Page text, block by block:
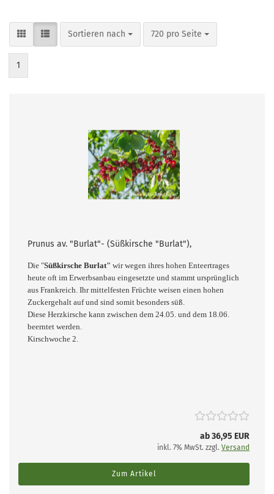
Sortieren nach
Sortieren nach 720 pro Seite
pro Seite
1
Prunus av. "Burlat"- (Süßkirsche "Burlat"),
Die "Süßkirsche Burlat" wir wegen ihres hohen Enteertrages
heute oft im Erwerbsanbau eingesetzte und stammt ursprünglich
aus Frankreich. Ihr mittelfesten Früchte weisen einen hohen
Zuckergehalt auf und sind somit besonders süß.
Diese Herzkirsche kann zwischen dem 24.05. und dem 18.06.
beerntet werden.
Kirschwoche 2.
ab 36,95 EUR
inkl. 7% MwSt. zzgl. Versand
Zum Artikel